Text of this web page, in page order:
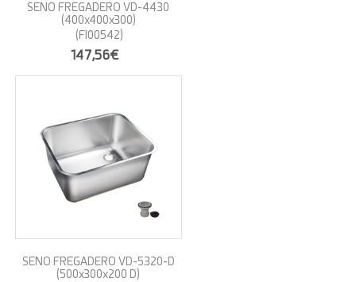
SENO FREGADERO VD-4430
(400x400x300)
(FI00542)
147,56€
SENO FREGADERO VD-5320-D
(500x300x200 D)